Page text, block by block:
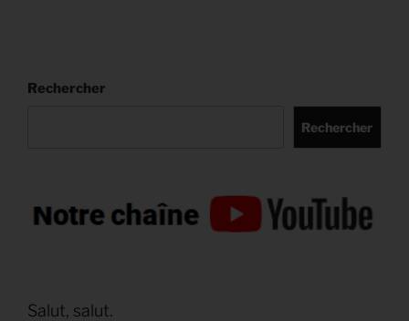
Rechercher
Rechercher
Salut, salut.